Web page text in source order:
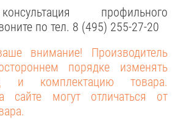
профильного
по тел. 8 (495) 255-27-20
внимание! Производитель
порядке изменять
и комплектацию товара.
сайте могут отличаться от